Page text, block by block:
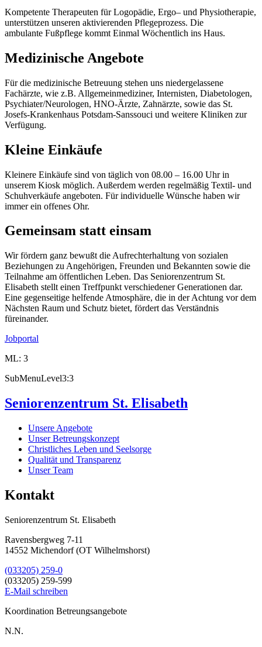
Kompetente Therapeuten für Logopädie, Ergo– und Physiotherapie,
unterstützen unseren aktivierenden Pflegeprozess. Die
ambulante Fußpflege kommt Einmal Wöchentlich ins Haus.
Medizinische Angebote
Für die medizinische Betreuung stehen uns niedergelassene
Fachärzte, wie z.B. Allgemeinmediziner, Internisten, Diabetologen,
Psychiater/Neurologen, HNO-Ärzte, Zahnärzte, sowie das St.
Josefs-Krankenhaus Potsdam-Sanssouci und weitere Kliniken zur
Verfügung.
Kleine Einkäufe
Kleinere Einkäufe sind von täglich von 08.00 – 16.00 Uhrin
unserem Kiosk möglich. Außerdem werden regelmäßig Textil- und
Schuhverkäufe angeboten. Für individuelle Wünsche haben wir
immer ein offenes Ohr.
Gemeinsam statt einsam
Wir fördern ganz bewußt die Aufrechterhaltung von sozialen
Beziehungen zu Angehörigen, Freunden und Bekannten sowie die
Teilnahme am öffentlichen Leben. Das Seniorenzentrum St.
Elisabeth stellt einen Treffpunkt verschiedener Generationen dar.
Eine gegenseitige helfende Atmosphäre, die in der Achtung vor dem
Nächsten Raum und Schutz bietet, fördert das Verständnis
füreinander.
Jobportal
ML: 3
SubMenuLevel3:3
Seniorenzentrum St. Elisabeth
Unsere Angebote
Unser Betreungskonzept
Christliches Leben und Seelsorge
Qualität und Transparenz
Unser Team
Kontakt
Seniorenzentrum St. Elisabeth
Ravensbergweg 7-11
14552 Michendorf (OT Wilhelmshorst)
(033205) 259-0
(033205) 259-599
E-Mail schreiben
Koordination Betreungsangebote
N.N.